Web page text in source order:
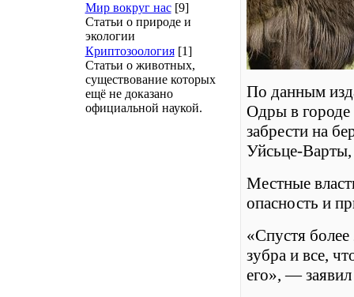
Мир вокруг нас [9]
Статьи о природе и
экологии
Криптозоология [1]
Статьи о животных,
существование которых
ещё не доказано
официальной наукой.
По данным
Одры в городе
забрести на
Уйсьце-Варты,
Местные
опасность и
«Спустя
зубра и все,
его», —